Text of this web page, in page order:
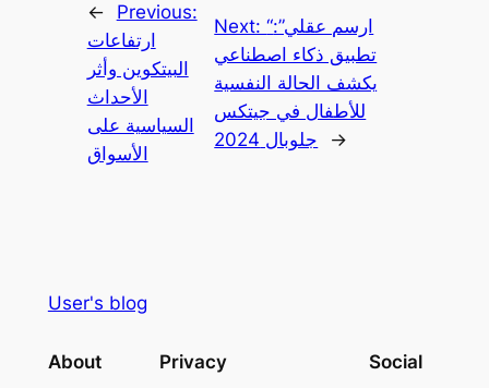
←
Previous:
ارتفاعات
البيتكوين وأثر
الأحداث
السياسية على
الأسواق
Next:“ارسم عقلي”:
تطبيق ذكاء اصطناعي
يكشف الحالة النفسية
للأطفال في جيتكس
جلوبال 2024
→
User's blog
About Privacy Social